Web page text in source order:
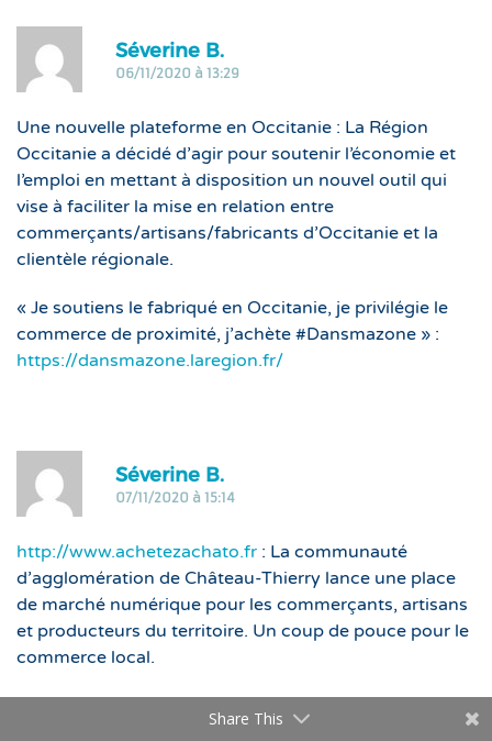
Séverine B.
06/11/2020 à 13:29
Une nouvelle plateforme en Occitanie : La Région
Occitanie a décidé d’agir pour soutenir l’économie et
l’emploi en mettant à disposition un nouvel outil qui
vise à faciliter la mise en relation entre
commerçants/artisans/fabricants d’Occitanie et la
clientèle régionale.
« Je soutiens le fabriqué en Occitanie, je privilégie le
commerce de proximité, j’achète #Dansmazone » :
https://dansmazone.laregion.fr/
Séverine B.
07/11/2020 à 15:14
http://www.achetezachato.fr : La communauté
d’agglomération de Château-Thierry lance une place
de marché numérique pour les commerçants, artisans
et producteurs du territoire. Un coup de pouce pour le
commerce local.
Share This